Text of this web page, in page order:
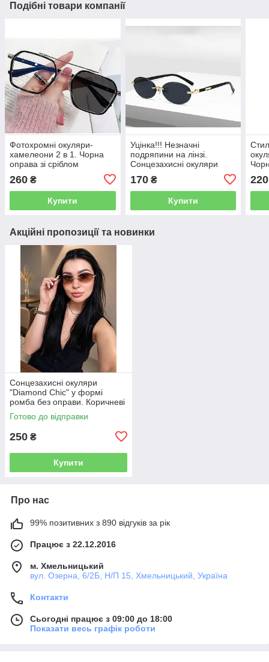
Подібні товари компанії
Фотохромні окуляри-
хамелеони 2 в 1. Чорна
оправа зі сріблом
260 ₴
Купити
Уцінка!!! Незначні
подряпини на лінзі.
Сонцезахисні окуляри
оправи Чорні "Magnolia"
170₴
Купити
220
Акційні пропозиції та новинки
Сонцезахисні окуляри
"Diamond Chic" у формі
ромба без оправи. Коричневі
з градієнтом
Готово до відправки
250 ₴
Купити
Про нас
99% позитивних з 890 відгуків за рік
Працює з 22.12.2016
м. Хмельницький
вул. Озерна, 6/2Б, Н/П 15, Хмельницький, Україна
Контакти
Сьогодні працює з 09:00 до 18:00
Показати весь графік роботи